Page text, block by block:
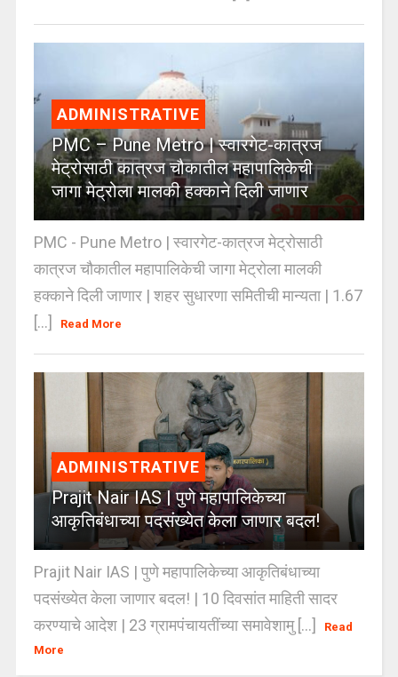
ADMINISTRATIVE
PMC – Pune Metro | स्वारगेट-कात्रज
मेट्रोसाठी कात्रज चौकातील महापालिकेची
जागा मेट्रोला मालकी हक्काने दिली जाणार
PMC - Pune Metro | स्वारगेट-कात्रज मेट्रोसाठी
कात्रज चौकातील महापालिकेची जागा मेट्रोला मालकी
हक्काने दिली जाणार | शहर सुधारणा समितीची मान्यता | 1.67
[...]
Read More
ADMINISTRATIVE
Prajit Nair IAS | पुणे महापालिकेच्या
आकृतिबंधाच्या पदसंख्येत केला जाणार बदल!
Prajit Nair IAS | पुणे महापालिकेच्या आकृतिबंधाच्या
पदसंख्येत केला जाणार बदल! | 10 दिवसांत माहिती सादर
करण्याचे आदेश | 23 ग्रामपंचायतींच्या समावेशामु [...]
Read
More